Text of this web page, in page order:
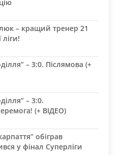
– кращий тренер 21
– 3:0. Післямова (+
– 3:0.
(+ ВІДЕО)
обіграв
у фінал Суперліги